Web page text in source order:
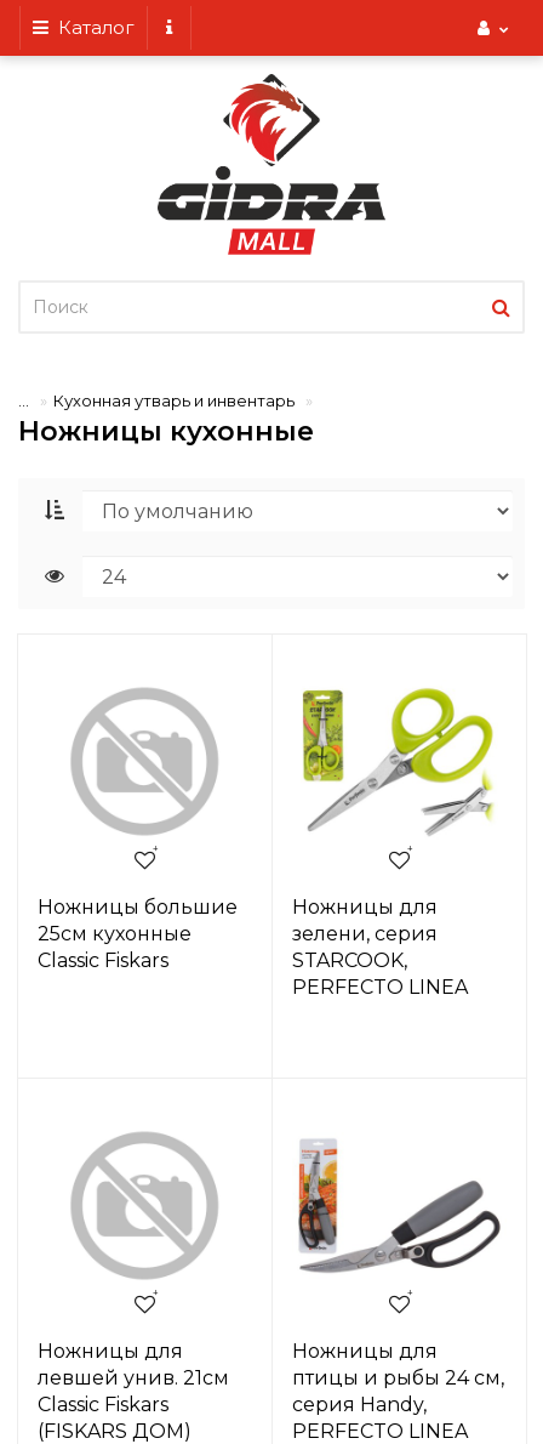
Каталог
Кухонная утварь и инвентарь
Ножницы кухонные
Ножницы большие
25см кухонные
Classic Fiskars
Ножницы для
зелени, серия
STARCOOK,
PERFECTO LINEA
Ножницы для
левшей унив. 21см
Classic Fiskars
(FISKARS ДОМ)
Ножницы для
птицы и рыбы 24 см,
серия Handy,
PERFECTO LINEA